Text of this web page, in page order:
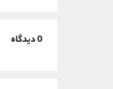
0 دیدگاه